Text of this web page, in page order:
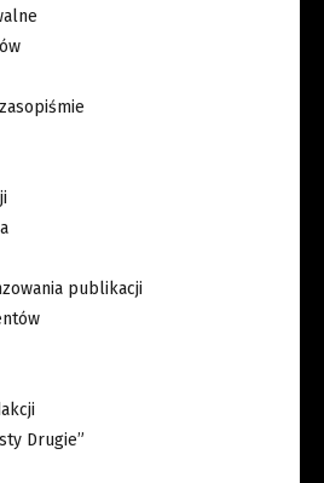
publikacji
Drugie”